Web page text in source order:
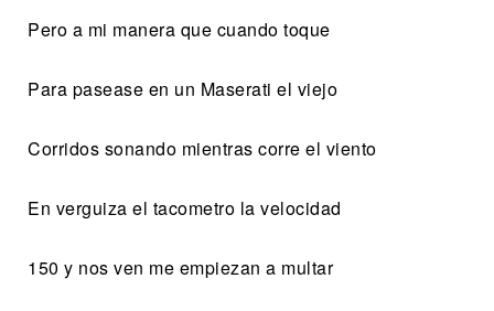
Pero a mi manera que cuando toque
Para pasease en un Maserati el viejo
Corridos sonando mientras corre el viento
En verguiza el tacometro la velocidad
150 y nos ven me empiezan a multar